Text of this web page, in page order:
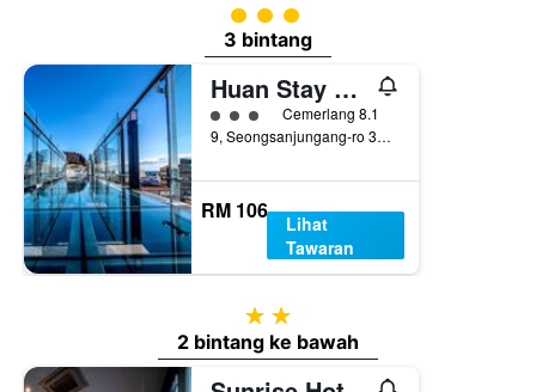
penarafan kelas 3
3 bintang
Huan Stay Hotel
penarafan kelas 3
Cemerlang 8.1
9, Seongsanjungang-ro 37Beon-Gil, Seogwipo, Korea Selatan
RM 106
Lihat
Tawaran
2 bintang
2 bintang ke bawah